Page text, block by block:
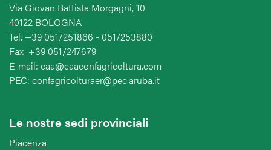
Via Giovan Battista Morgagni, 10
40122 BOLOGNA
Tel. +39 051/251866 - 051/253880
Fax. +39 051/247679
E-mail: caa@caaconfagricoltura.com
PEC: confagricolturaer@pec.aruba.it
Le nostre sedi provinciali
Piacenza